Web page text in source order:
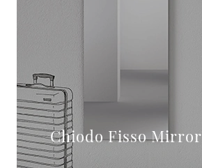
Chiodo Fisso Mirror